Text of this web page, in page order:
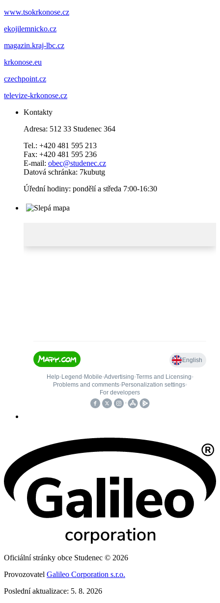
www.tsokrkonose.cz
ekojilemnicko.cz
magazin.kraj-lbc.cz
krkonose.eu
czechpoint.cz
televize-krkonose.cz
Kontakty
Adresa: 512 33 Studenec 364
Tel.: +420 481 595 213
Fax: +420 481 595 236
E-mail: obec@studenec.cz
Datová schránka: 7kubutg
Úřední hodiny: pondělí a středa 7:00-16:30
Oficiální stránky obce Studenec © 2026
Provozovatel Galileo Corporation s.r.o.
Poslední aktualizace: 5. 8. 2026